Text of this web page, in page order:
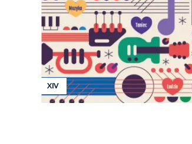
XVIII
XVIII
XIV